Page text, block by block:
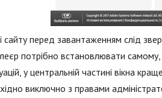
сайту перед завантаженням слід
потрібно встановлювати
у центральній частині вікна
виключно з правами